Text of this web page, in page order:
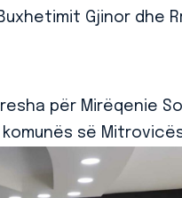
Gjinor dhe
për Mirëqenie
së